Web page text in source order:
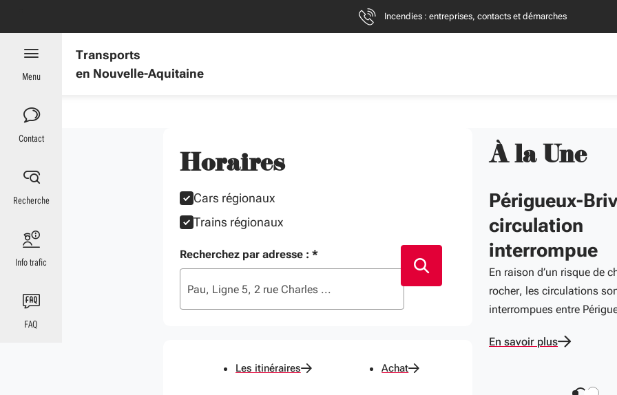
Incendies : entreprises, contacts et démarches
Transports
en Nouvelle-Aquitaine
Menu
Contact
Recherche
Info trafic
FAQ
Horaires
Sélectionner un ou plusieurs mode(s) de transport
Cars régionaux
Trains régionaux
Recherchez par adresse : *
Saisissez au moins 2 caractères pour afficher des suggestions. Utilisez Flèche bas et
Lien cliquable. Entrée pour ouvrir. Cmd/Ctrl+clic : nouvel onglet.
Suggestion. Entrée pour remplir le champ.
Lancer la recherche
Les itinéraires Achat
À la Une
Périgueux-
circulation
interrompue
En raison d’un risque de
rocher, les circulations
interrompues entre
En savoir plusà propos